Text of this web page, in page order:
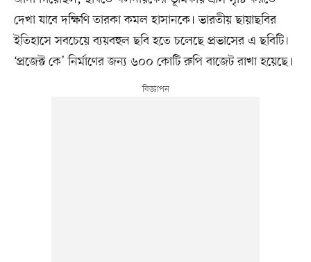
দেখা যাবে দক্ষিণি তারকা কমল হাসানকে। ভারতীয় ছায়াছবির
ইতিহাসে সবচেয়ে ব্যয়বহুল ছবি হতে চলেছে প্রভাসের এ ছবিটি।
‘প্রজেক্ট কে’ নির্মাণের জন্য ৬০০ কোটি রুপি বাজেট রাখা হয়েছে।